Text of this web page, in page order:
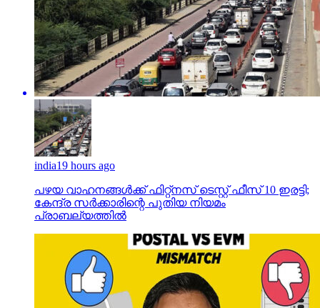
india19 hours ago
പഴയ വാഹനങ്ങള്‍ക്ക് ഫിറ്റ്‌നസ് ടെസ്റ്റ് ഫീസ് 10 ഇരട്ടി;
കേന്ദ്ര സര്‍ക്കാരിന്റെ പുതിയ നിയമം
പ്രാബല്യത്തില്‍